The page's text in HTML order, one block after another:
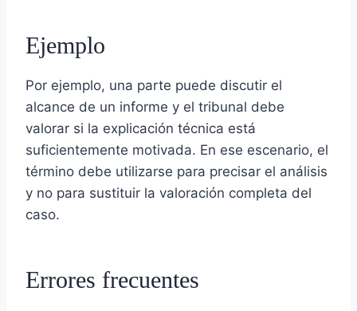
Ejemplo
Por ejemplo, una parte puede discutir el
alcance de un informe y el tribunal debe
valorar si la explicación técnica está
suficientemente motivada. En ese escenario, el
término debe utilizarse para precisar el análisis
y no para sustituir la valoración completa del
caso.
Errores frecuentes